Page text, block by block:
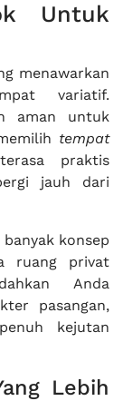
Untuk
menawarkan
variatif.
aman untuk
tempat
praktis
jauh dari
konsep
ruang privat
Anda
pasangan,
kejutan
Lebih